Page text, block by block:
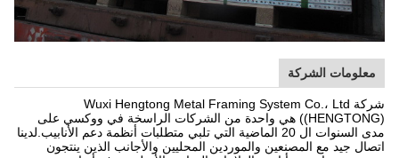
معلومات الشركة
شركة Wuxi Hengtong Metal Framing System Co.، Ltd
((HENGTONG) هي واحدة من الشركات الراسخة في ووكسي على
مدى السنوات ال 20 الماضية التي تلبي متطلبات أنظمة دعم الأنابيب.لدينا
اتصال جيد مع المصنعين والموردين المحليين والأجانب الذين ينتجون